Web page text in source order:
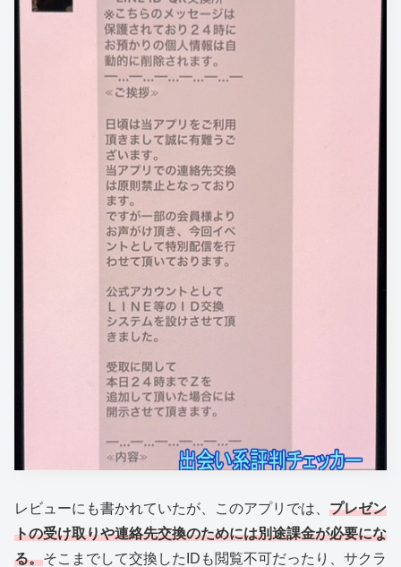
レビューにも書かれていたが、このアプリでは、 プレゼン
トの受け取りや連絡先交換のためには別途課金が必要にな
る。そこまでして交換したIDも閲覧不可だったり、サクラ